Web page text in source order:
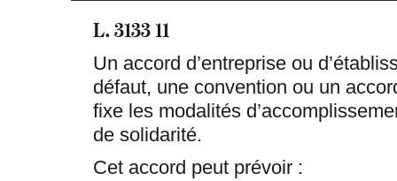
L. 3133 11
Un accord d’entreprise ou
défaut, une convention ou un
fixe les modalités
de solidarité.
Cet accord peut prévoir :